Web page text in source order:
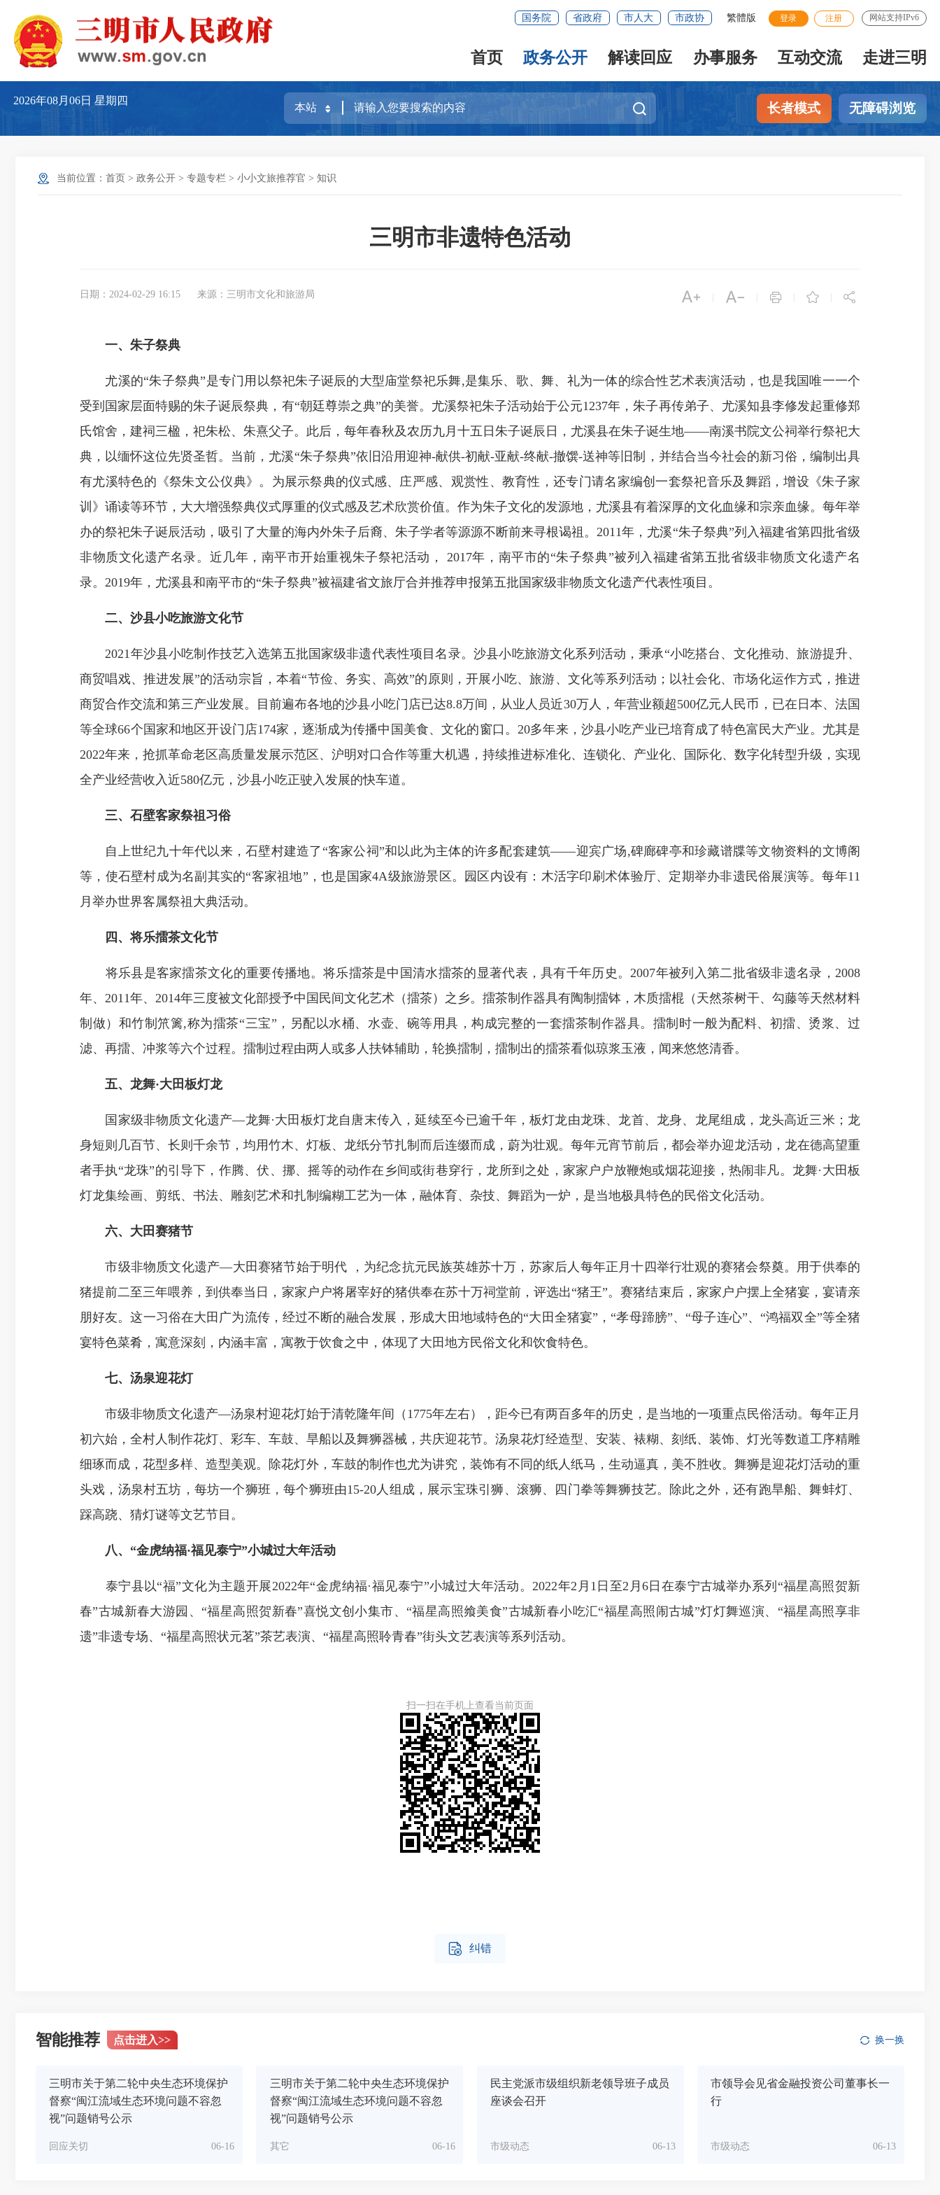
国务院 省政府 市人大 市政协 繁體版 登录 注册 网站支持IPv6
首页 政务公开 解读回应 办事服务 互动交流 走进三明
2026年08月06日星期四
长者模式 无障碍浏览
当前位置： 首页 > 政务公开 > 专题专栏 > 小小文旅推荐官 > 知识
三明市非遗特色活动
日期：2024-02-29 16:15 来源：三明市文化和旅游局     
一、 朱子祭典
尤溪的“朱子祭典”是专门用以祭祀朱子诞辰的大型庙堂祭祀乐舞,是集乐、歌、舞、礼为一体的综合性艺术表演活动，也是我国唯一一个
受到国家层面特赐的朱子诞辰祭典，有“朝廷尊崇之典”的美誉。尤溪祭祀朱子活动始于公元1237年，朱子再传弟子、尤溪知县李修发起重修郑
氏馆舍，建祠三楹，祀朱松、朱熹父子。此后，每年春秋及农历九月十五日朱子诞辰日，尤溪县在朱子诞生地——南溪书院文公祠举行祭祀大
典，以缅怀这位先贤圣哲。当前，尤溪“朱子祭典”依旧沿用迎神-献供-初献-亚献-终献-撤馔-送神等旧制，并结合当今社会的新习俗，编制出具
有尤溪特色的《祭朱文公仪典》。为展示祭典的仪式感、庄严感、观赏性、教育性，还专门请名家编创一套祭祀音乐及舞蹈，增设《朱子家
训》诵读等环节，大大增强祭典仪式厚重的仪式感及艺术欣赏价值。作为朱子文化的发源地，尤溪县有着深厚的文化血缘和宗亲血缘。每年举
办的祭祀朱子诞辰活动，吸引了大量的海内外朱子后裔、朱子学者等源源不断前来寻根谒祖。2011年，尤溪“朱子祭典”列入福建省第四批省级
非物质文化遗产名录。近几年，南平市开始重视朱子祭祀活动， 2017年，南平市的“朱子祭典”被列入福建省第五批省级非物质文化遗产名
录。2019年，尤溪县和南平市的“朱子祭典”被福建省文旅厅合并推荐申报第五批国家级非物质文化遗产代表性项目。
二、沙县小吃旅游文化节
2021年沙县小吃制作技艺入选第五批国家级非遗代表性项目名录。沙县小吃旅游文化系列活动，秉承“小吃搭台、文化推动、旅游提升、
商贸唱戏、推进发展”的活动宗旨，本着“节俭、务实、高效”的原则，开展小吃、旅游、文化等系列活动；以社会化、市场化运作方式，推进
商贸合作交流和第三产业发展。目前遍布各地的沙县小吃门店已达8.8万间，从业人员近30万人，年营业额超500亿元人民币，已在日本、法国
等全球66个国家和地区开设门店174家，逐渐成为传播中国美食、文化的窗口。20多年来，沙县小吃产业已培育成了特色富民大产业。尤其是
2022年来，抢抓革命老区高质量发展示范区、沪明对口合作等重大机遇，持续推进标准化、连锁化、产业化、国际化、数字化转型升级，实现
全产业经营收入近580亿元，沙县小吃正驶入发展的快车道。
三、石壁客家祭祖习俗
自上世纪九十年代以来，石壁村建造了“客家公祠”和以此为主体的许多配套建筑——迎宾广场,碑廊碑亭和珍藏谱牒等文物资料的文博阁
等，使石壁村成为名副其实的“客家祖地”，也是国家4A级旅游景区。园区内设有：木活字印刷术体验厅、定期举办非遗民俗展演等。每年11
月举办世界客属祭祖大典活动。
四、 将乐擂茶文化节
将乐县是客家擂茶文化的重要传播地。将乐擂茶是中国清水擂茶的显著代表，具有千年历史。2007年被列入第二批省级非遗名录，2008
年、2011年、2014年三度被文化部授予中国民间文化艺术（擂茶）之乡。擂茶制作器具有陶制擂钵，木质擂棍（天然茶树干、勾藤等天然材料
制做）和竹制笊篱,称为擂茶“三宝”，另配以水桶、水壶、碗等用具，构成完整的一套擂茶制作器具。擂制时一般为配料、初擂、烫浆、过
滤、再擂、冲浆等六个过程。擂制过程由两人或多人扶钵辅助，轮换擂制，擂制出的擂茶看似琼浆玉液，闻来悠悠清香。
五、龙舞·大田板灯龙
国家级非物质文化遗产—龙舞·大田板灯龙自唐末传入，延续至今已逾千年，板灯龙由龙珠、龙首、龙身、龙尾组成，龙头高近三米；龙
身短则几百节、长则千余节，均用竹木、灯板、龙纸分节扎制而后连缀而成，蔚为壮观。每年元宵节前后，都会举办迎龙活动，龙在德高望重
者手执“龙珠”的引导下，作腾、伏、挪、摇等的动作在乡间或街巷穿行，龙所到之处，家家户户放鞭炮或烟花迎接，热闹非凡。龙舞·大田板
灯龙集绘画、剪纸、书法、雕刻艺术和扎制编糊工艺为一体，融体育、杂技、舞蹈为一炉，是当地极具特色的民俗文化活动。
六、大田赛猪节
市级非物质文化遗产—大田赛猪节始于明代 ，为纪念抗元民族英雄苏十万，苏家后人每年正月十四举行壮观的赛猪会祭奠。用于供奉的
猪提前二至三年喂养，到供奉当日，家家户户将屠宰好的猪供奉在苏十万祠堂前，评选出“猪王”。赛猪结束后，家家户户摆上全猪宴，宴请亲
朋好友。这一习俗在大田广为流传，经过不断的融合发展，形成大田地域特色的“大田全猪宴”，“孝母蹄膀”、“母子连心”、“鸿福双全”等全猪
宴特色菜肴，寓意深刻，内涵丰富，寓教于饮食之中，体现了大田地方民俗文化和饮食特色。
七、汤泉迎花灯
市级非物质文化遗产—汤泉村迎花灯始于清乾隆年间（1775年左右），距今已有两百多年的历史，是当地的一项重点民俗活动。每年正月
初六始，全村人制作花灯、彩车、车鼓、旱船以及舞狮器械，共庆迎花节。汤泉花灯经造型、安装、裱糊、刻纸、装饰、灯光等数道工序精雕
细琢而成，花型多样、造型美观。除花灯外，车鼓的制作也尤为讲究，装饰有不同的纸人纸马，生动逼真，美不胜收。舞狮是迎花灯活动的重
头戏，汤泉村五坊，每坊一个狮班，每个狮班由15-20人组成，展示宝珠引狮、滚狮、四门拳等舞狮技艺。除此之外，还有跑旱船、舞蚌灯、
踩高跷、猜灯谜等文艺节目。
八、“金虎纳福·福见泰宁”小城过大年活动
泰宁县以“福”文化为主题开展2022年“金虎纳福·福见泰宁”小城过大年活动。2022年2月1日至2月6日在泰宁古城举办系列“福星高照贺新
春”古城新春大游园、“福星高照贺新春”喜悦文创小集市、“福星高照飨美食”古城新春小吃汇“福星高照闹古城”灯灯舞巡演、“福星高照享非
遗”非遗专场、“福星高照状元茗”茶艺表演、“福星高照聆青春”街头文艺表演等系列活动。
扫一扫在手机上查看当前页面
 纠错
智能推荐 点击进入>> 换一换
三明市关于第二轮中央生态环境保护
督察“闽江流域生态环境问题不容忽
视”问题销号公示
06-16
回应关切
三明市关于第二轮中央生态环境保护
督察“闽江流域生态环境问题不容忽
视”问题销号公示
06-16
其它
民主党派市级组织新老领导班子成员
座谈会召开
06-13
市级动态
市领导会见省金融投资公司董事长一
行
06-13
市级动态